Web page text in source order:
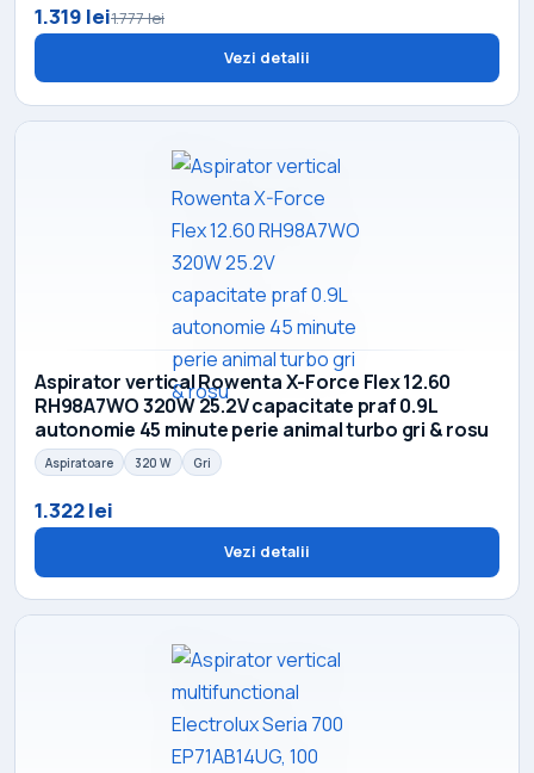
1.319 lei1.777 lei
Vezi detalii
Aspirator vertical Rowenta X-Force Flex 12.60
RH98A7WO 320W 25.2V capacitate praf 0.9L
autonomie 45 minute perie animal turbo gri & rosu
Aspiratoare 320 W Gri
1.322 lei
Vezi detalii